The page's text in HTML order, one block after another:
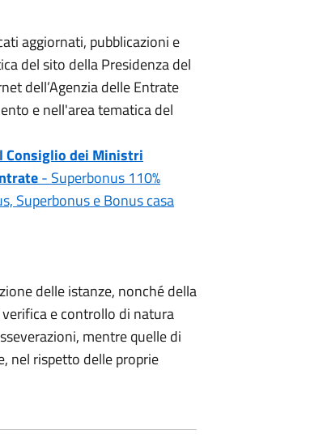
aggiornati, pubblicazioni e
del sito della Presidenza del
dell’Agenzia delle Entrate
e nell'area tematica del
Consiglio dei Ministri
- Superbonus 110%
Superbonus e Bonus casa
delle istanze, nonché della
e controllo di natura
mentre quelle di
nel rispetto delle proprie